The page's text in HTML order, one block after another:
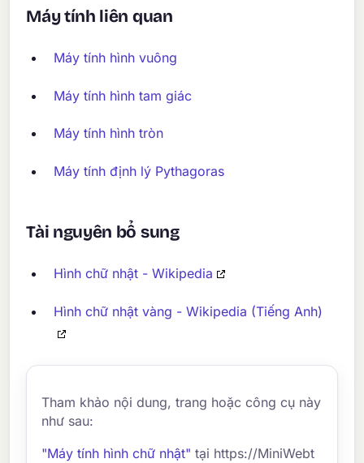
Máy tính liên quan
Máy tính hình vuông
Máy tính hình tam giác
Máy tính hình tròn
Máy tính định lý Pythagoras
Tài nguyên bổ sung
Hình chữ nhật - Wikipedia
Hình chữ nhật vàng - Wikipedia (Tiếng Anh)
Tham khảo nội dung, trang hoặc công cụ này
như sau:
"Máy tính hình chữ nhật" tại https://MiniWebt